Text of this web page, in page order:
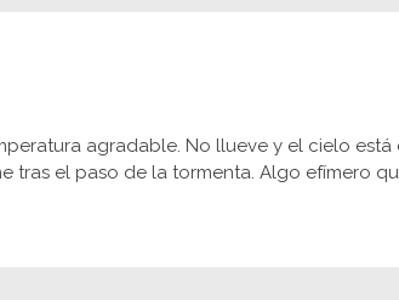
agradable. No llueve y el cielo está
tras el paso de la tormenta. Algo efímero